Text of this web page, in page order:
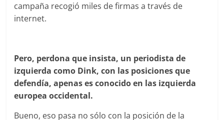
campaña recogió miles de firmas a través de
internet.
Pero, perdona que insista, un periodista de
izquierda como Dink, con las posiciones que
defendía, apenas es conocido en las izquierda
europea occidental.
Bueno, eso pasa no sólo con la posición de la